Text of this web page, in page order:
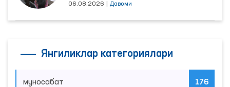
06.08.2026 Давоми
Янгиликлар категориялари
муносабат 176